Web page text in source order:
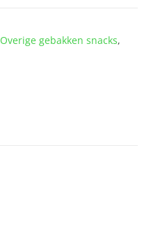
Overige gebakken snacks,